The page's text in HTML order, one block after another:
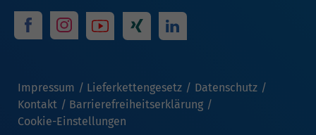
Impressum Lieferkettengesetz
Datenschutz
Kontakt
Barrierefreiheitserklärung
Cookie-Einstellungen